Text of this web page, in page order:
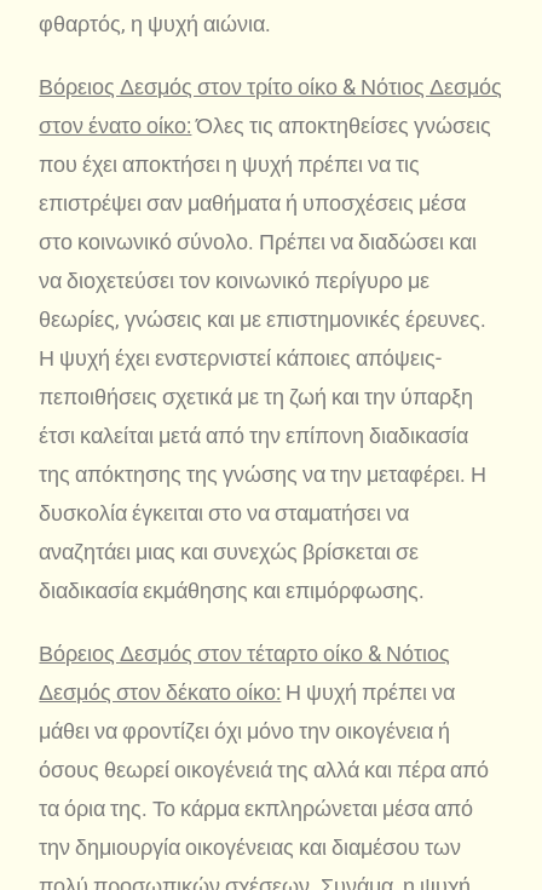
φθαρτός, η ψυχή αιώνια.
Βόρειος Δεσμός στον τρίτο οίκο & Νότιος Δεσμός
στον ένατο οίκο:Όλες τις αποκτηθείσες γνώσεις
που έχει αποκτήσει η ψυχή πρέπει να τις
επιστρέψει σαν μαθήματα ή υποσχέσεις μέσα
στο κοινωνικό σύνολο. Πρέπει να διαδώσει και
να διοχετεύσει τον κοινωνικό περίγυρο με
θεωρίες, γνώσεις και με επιστημονικές έρευνες.
Η ψυχή έχει ενστερνιστεί κάποιες απόψεις-
πεποιθήσεις σχετικά με τη ζωή και την ύπαρξη
έτσι καλείται μετά από την επίπονη διαδικασία
της απόκτησης της γνώσης να την μεταφέρει. Η
δυσκολία έγκειται στο να σταματήσει να
αναζητάει μιας και συνεχώς βρίσκεται σε
διαδικασία εκμάθησης και επιμόρφωσης.
Βόρειος Δεσμός στον τέταρτο οίκο & Νότιος
Δεσμός στον δέκατο οίκο: Η ψυχή πρέπει να
μάθει να φροντίζει όχι μόνο την οικογένεια ή
όσους θεωρεί οικογένειά της αλλά και πέρα από
τα όρια της. Το κάρμα εκπληρώνεται μέσα από
την δημιουργία οικογένειας και διαμέσου των